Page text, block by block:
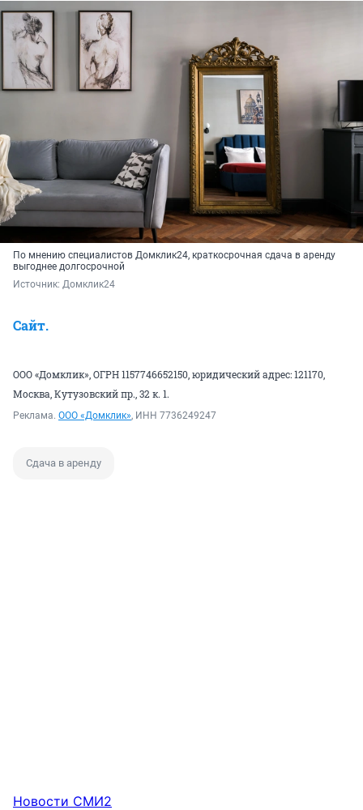
По мнению специалистов Домклик24, краткосрочная сдача в аренду
выгоднее долгосрочной
Источник: Домклик24
Сайт.
ООО «Домклик», ОГРН 1157746652150, юридический адрес: 121170,
Москва, Кутузовский пр., 32 к. 1.
Реклама. ООО «Домклик», ИНН 7736249247
Сдача в аренду
Новости СМИ2